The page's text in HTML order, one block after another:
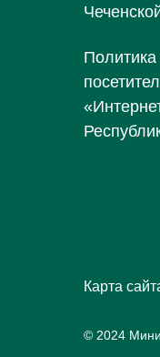
Карта
© 2024